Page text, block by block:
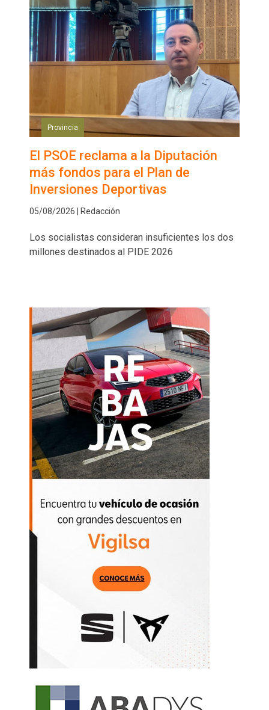
Provincia
El PSOE reclama a la Diputación
más fondos para el Plan de
Inversiones Deportivas
05/08/2026 | Redacción
Los socialistas consideran insuficientes los dos
millones destinados al PIDE 2026